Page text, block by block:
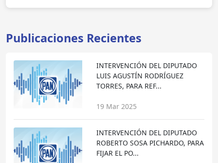
Publicaciones Recientes
INTERVENCIÓN DEL DIPUTADO
LUIS AGUSTÍN RODRÍGUEZ
TORRES, PARA REF...
19 Mar 2025
INTERVENCIÓN DEL DIPUTADO
ROBERTO SOSA PICHARDO, PARA
FIJAR EL PO...